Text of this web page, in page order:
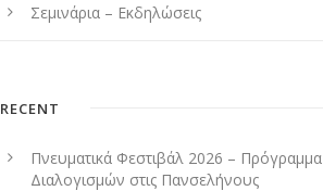
Σεμινάρια – Εκδηλώσεις
RECENT
Πνευματικά Φεστιβάλ 2026 – Πρόγραμμα
Διαλογισμών στις Πανσελήνους